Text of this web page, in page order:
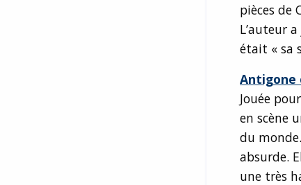
pièces de
L’auteur
était « sa
Antigone
Jouée
en scène
du
absurde.
une très